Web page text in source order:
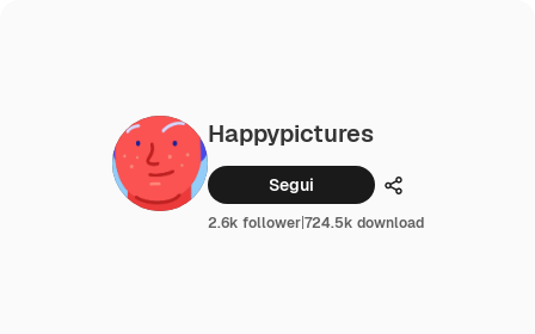
Happypictures
Segui Condividi
2.6k follower|724.5k download